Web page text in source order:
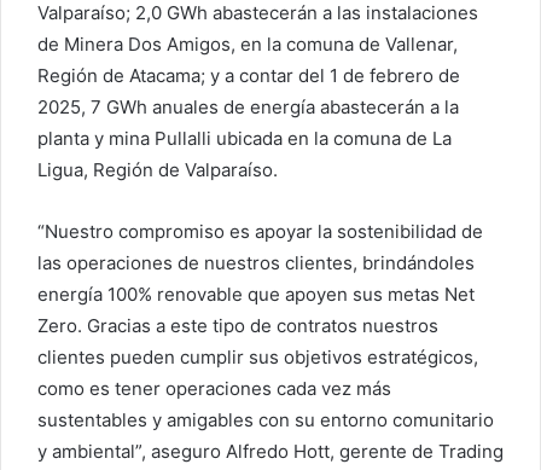
Valparaíso; 2,0 GWh abastecerán a las instalaciones
de Minera Dos Amigos, en la comuna de Vallenar,
Región de Atacama; y a contar del 1 de febrero de
2025, 7 GWh anuales de energía abastecerán a la
planta y mina Pullalli ubicada en la comuna de La
Ligua, Región de Valparaíso.
“Nuestro compromiso es apoyar la sostenibilidad de
las operaciones de nuestros clientes, brindándoles
energía 100% renovable que apoyen sus metas Net
Zero. Gracias a este tipo de contratos nuestros
clientes pueden cumplir sus objetivos estratégicos,
como es tener operaciones cada vez más
sustentables y amigables con su entorno comunitario
y ambiental”, aseguro Alfredo Hott, gerente de Trading